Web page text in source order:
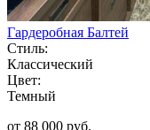
Гардеробная Балтей
Стиль:
Классический
Цвет:
Темный
от 88 000 руб.